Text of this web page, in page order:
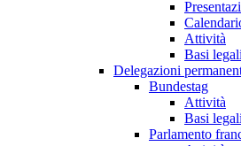
Attività
Basi
Delegazioni
Bundestag
Attività
Basi
Parlamento